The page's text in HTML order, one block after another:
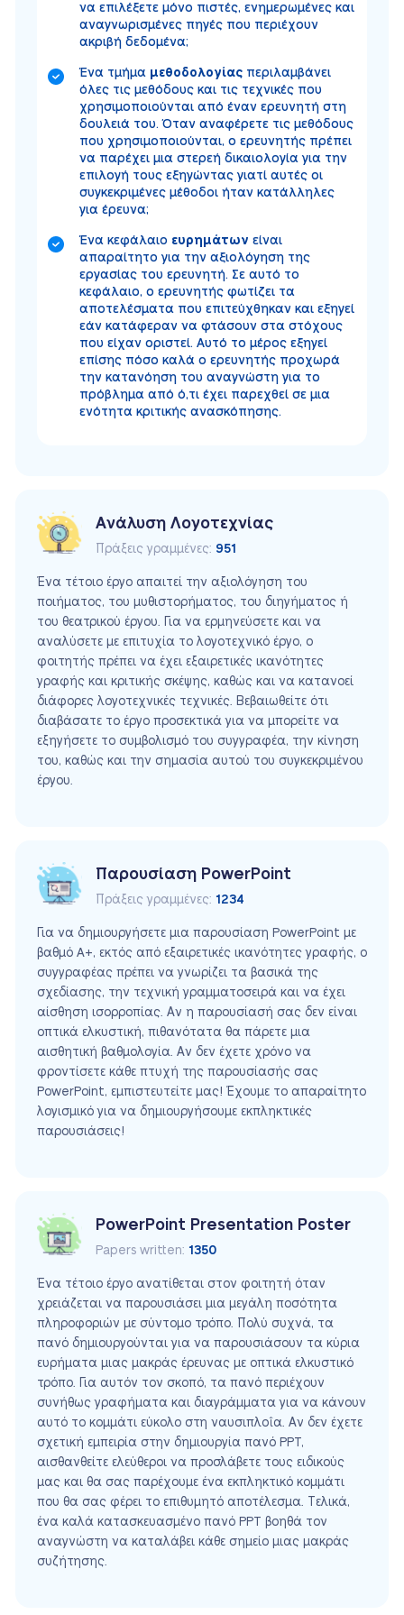
να επιλέξετε μόνο πιστές, ενημερωμένες και
αναγνωρισμένες πηγές που περιέχουν
ακριβή δεδομένα;
Ένα τμήμα μεθοδολογίας περιλαμβάνει
όλες τις μεθόδους και τις τεχνικές που
χρησιμοποιούνται από έναν ερευνητή στη
δουλειά του. Όταν αναφέρετε τις μεθόδους
που χρησιμοποιούνται, ο ερευνητής πρέπει
να παρέχει μια στερεή δικαιολογία για την
επιλογή τους εξηγώντας γιατί αυτές οι
συγκεκριμένες μέθοδοι ήταν κατάλληλες
για έρευνα;
Ένα κεφάλαιο ευρημάτων είναι
απαραίτητο για την αξιολόγηση της
εργασίας του ερευνητή. Σε αυτό το
κεφάλαιο, ο ερευνητής φωτίζει τα
αποτελέσματα που επιτεύχθηκαν και εξηγεί
εάν κατάφεραν να φτάσουν στα στόχους
που είχαν οριστεί. Αυτό το μέρος εξηγεί
επίσης πόσο καλά ο ερευνητής προχωρά
την κατανόηση του αναγνώστη για το
πρόβλημα από ό,τι έχει παρεχθεί σε μια
ενότητα κριτικής ανασκόπησης.
Ανάλυση Λογοτεχνίας
Πράξεις γραμμένες: 951
Ένα τέτοιο έργο απαιτεί την αξιολόγηση του
ποιήματος, του μυθιστορήματος, του διηγήματος ή
του θεατρικού έργου. Για να ερμηνεύσετε και να
αναλύσετε με επιτυχία το λογοτεχνικό έργο, ο
φοιτητής πρέπει να έχει εξαιρετικές ικανότητες
γραφής και κριτικής σκέψης, καθώς και να κατανοεί
διάφορες λογοτεχνικές τεχνικές. Βεβαιωθείτε ότι
διαβάσατε το έργο προσεκτικά για να μπορείτε να
εξηγήσετε το συμβολισμό του συγγραφέα, την κίνηση
του, καθώς και την σημασία αυτού του συγκεκριμένου
έργου.
Παρουσίαση PowerPoint
Πράξεις γραμμένες: 1234
Για να δημιουργήσετε μια παρουσίαση PowerPoint με
βαθμό A+, εκτός από εξαιρετικές ικανότητες γραφής, ο
συγγραφέας πρέπει να γνωρίζει τα βασικά της
σχεδίασης, την τεχνική γραμματοσειρά και να έχει
αίσθηση ισορροπίας. Αν η παρουσίασή σας δεν είναι
οπτικά ελκυστική, πιθανότατα θα πάρετε μια
αισθητική βαθμολογία. Αν δεν έχετε χρόνο να
φροντίσετε κάθε πτυχή της παρουσίασής σας
PowerPoint, εμπιστευτείτε μας! Έχουμε το απαραίτητο
λογισμικό για να δημιουργήσουμε εκπληκτικές
παρουσιάσεις!
PowerPoint Presentation Poster
Papers written: 1350
Ένα τέτοιο έργο ανατίθεται στον φοιτητή όταν
χρειάζεται να παρουσιάσει μια μεγάλη ποσότητα
πληροφοριών με σύντομο τρόπο. Πολύ συχνά, τα
πανό δημιουργούνται για να παρουσιάσουν τα κύρια
ευρήματα μιας μακράς έρευνας με οπτικά ελκυστικό
τρόπο. Για αυτόν τον σκοπό, τα πανό περιέχουν
συνήθως γραφήματα και διαγράμματα για να κάνουν
αυτό το κομμάτι εύκολο στη ναυσιπλοΐα. Αν δεν έχετε
σχετική εμπειρία στην δημιουργία πανό PPT,
αισθανθείτε ελεύθεροι να προσλάβετε τους ειδικούς
μας και θα σας παρέχουμε ένα εκπληκτικό κομμάτι
που θα σας φέρει το επιθυμητό αποτέλεσμα. Τελικά,
ένα καλά κατασκευασμένο πανό PPT βοηθά τον
αναγνώστη να καταλάβει κάθε σημείο μιας μακράς
συζήτησης.